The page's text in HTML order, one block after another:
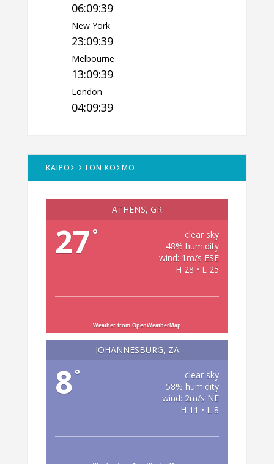
06:09:40
New York
23:09:40
Melbourne
13:09:40
London
04:09:40
ΚΑΙΡΟΣ ΣΤΟΝ ΚΟΣΜΟ
ATHENS, GR
27 °
clear sky
48% humidity
wind: 1m/s ESE
H 28 • L 25
Weather from OpenWeatherMap
JOHANNESBURG, ZA
8°
clear sky
58% humidity
wind: 2m/s NE
H 11 • L 8